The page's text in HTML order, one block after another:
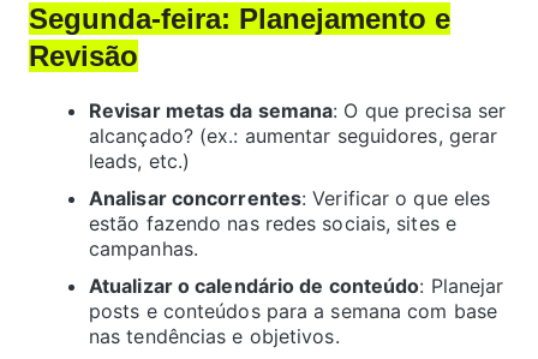
Segunda-feira: Planejamento e
Revisão
Revisar metas da semana: O que precisa ser
alcançado? (ex.: aumentar seguidores, gerar
leads, etc.)
Analisar concorrentes: Verificar o que eles
estão fazendo nas redes sociais, sites e
campanhas.
Atualizar o calendário de conteúdo: Planejar
posts e conteúdos para a semana com base
nas tendências e objetivos.